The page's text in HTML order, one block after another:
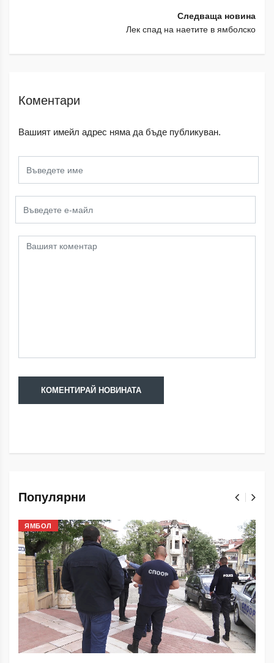
Следваща новина
Лек спад на наетите в ямболско
Коментари
Вашият имейл адрес няма да бъде публикуван.
Популярни
ЯМБОЛ